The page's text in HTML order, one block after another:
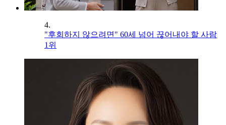
4.
"후회하지 않으려면" 60세 넘어 끊어내야 할 사람
1위